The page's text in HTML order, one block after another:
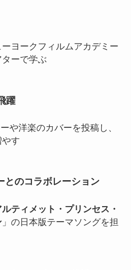
ヨークフィルムアカデミー
ーで学ぶ
躍
や洋楽のカバーを投稿し、
す
とのコラボレーション
ルティメット・プリンセス・
」の日本版テーマソングを担